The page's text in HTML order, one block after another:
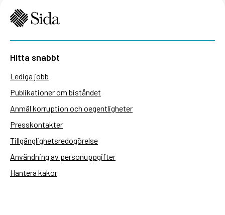
Hitta snabbt
Lediga jobb
Publikationer om biståndet
Anmäl korruption och oegentligheter
Presskontakter
Tillgänglighetsredogörelse
Användning av personuppgifter
Hantera kakor